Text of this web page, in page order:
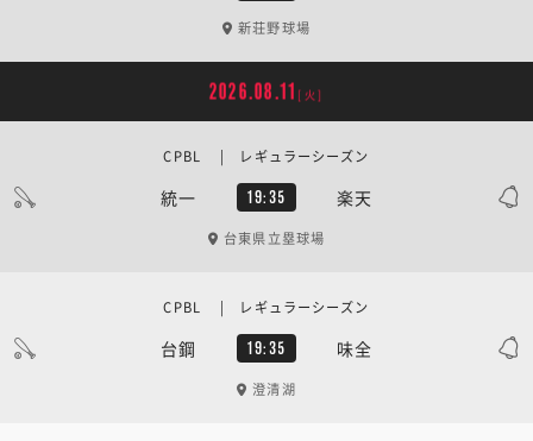
新荘野球場
2026.08.11 [火]
統一 19:35 楽天
CPBL | レギュラーシーズン
台東県立塁球場
台鋼 19:35 味全
CPBL | レギュラーシーズン
澄清湖